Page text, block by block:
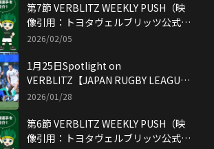
第7節 VERBLITZ WEEKLY PUSH（映
像引用：トヨタヴェルブリッツ公式
YouTubeチャンネル）
2026/02/05
1月25日Spotlight on
VERBLITZ【JAPAN RUGBY LEAGUE
ONE】映像引用：トヨタヴェルブリッ
2026/01/28
第6節 VERBLITZ WEEKLY PUSH（映
像引用：トヨタヴェルブリッツ公式